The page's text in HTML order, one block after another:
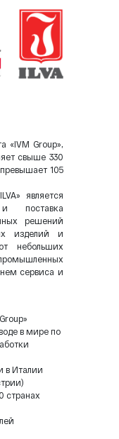
«IVM Group»,
свыше 330
105
является
и поставка
решений
изделий и
небольших
сервиса и
в мире по
в Италии
странах